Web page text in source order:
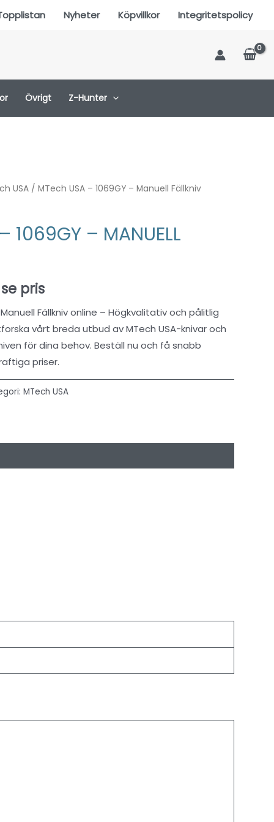
Nyheter Köpvillkor Integritetspolicy
Övrigt Z-Hunter
USA/ MTech USA – 1069GY – Manuell Fällkniv
1069GY – MANUELL
pris
Manuell Fällkniv online – Högkvalitativ och pålitlig
vårt breda utbud av MTech USA-knivar och
för dina behov. Beställ nu och få snabb
priser.
MTech USA